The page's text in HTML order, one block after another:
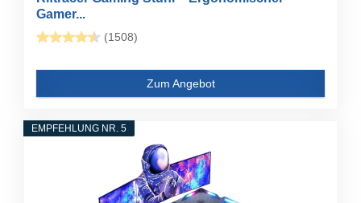
Gamer...
(1508)
Zum Angebot
EMPFEHLUNG NR. 5